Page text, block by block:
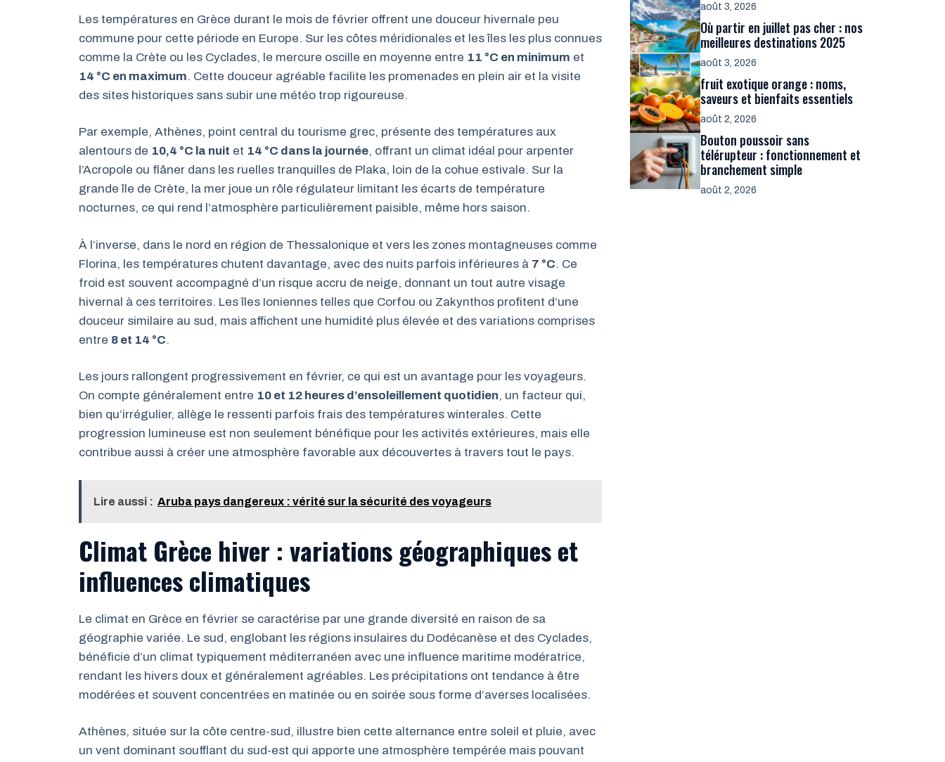
Les températures en Grèce durant le mois de février offrent une douceur hivernale peu
commune pour cette période en Europe. Sur les côtes méridionales et les îles les plus connues
comme la Crète ou les Cyclades, le mercure oscille en moyenne entre 11 °C en minimum et
14 °C en maximum. Cette douceur agréable facilite les promenades en plein air et la visite
des sites historiques sans subir une météo trop rigoureuse.
Par exemple, Athènes, point central du tourisme grec, présente des températures aux
alentours de 10,4 °C la nuit et 14 °C dans la journée, offrant un climat idéal pour arpenter
l’Acropole ou flâner dans les ruelles tranquilles de Plaka, loin de la cohue estivale. Sur la
grande île de Crète, la mer joue un rôle régulateur limitant les écarts de température
nocturnes, ce qui rend l’atmosphère particulièrement paisible, même hors saison.
À l’inverse, dans le nord en région de Thessalonique et vers les zones montagneuses comme
Florina, les températures chutent davantage, avec des nuits parfois inférieures à 7 °C. Ce
froid est souvent accompagné d’un risque accru de neige, donnant un tout autre visage
hivernal à ces territoires. Les îles Ioniennes telles que Corfou ou Zakynthos profitent d’une
douceur similaire au sud, mais affichent une humidité plus élevée et des variations comprises
entre 8 et 14 °C.
Les jours rallongent progressivement en février, ce qui est un avantage pour les voyageurs.
On compte généralement entre 10 et 12 heures d’ensoleillement quotidien, un facteur qui,
bien qu’irrégulier, allège le ressenti parfois frais des températures winterales. Cette
progression lumineuse est non seulement bénéfique pour les activités extérieures, mais elle
contribue aussi à créer une atmosphère favorable aux découvertes à travers tout le pays.
Lire aussi : Aruba pays dangereux : vérité sur la sécurité des voyageurs
Climat Grèce hiver : variations géographiques et
influences climatiques
Le climat en Grèce en février se caractérise par une grande diversité en raison de sa
géographie variée. Le sud, englobant les régions insulaires du Dodécanèse et des Cyclades,
bénéficie d’un climat typiquement méditerranéen avec une influence maritime modératrice,
rendant les hivers doux et généralement agréables. Les précipitations ont tendance à être
modérées et souvent concentrées en matinée ou en soirée sous forme d’averses localisées.
Athènes, située sur la côte centre-sud, illustre bien cette alternance entre soleil et pluie, avec
un vent dominant soufflant du sud-est qui apporte une atmosphère tempérée mais pouvant
août 3, 2026
Où partir en juillet pas cher : nos
meilleures destinations 2025
août 3, 2026
fruit exotique orange : noms,
saveurs et bienfaits essentiels
août 2, 2026
Bouton poussoir sans
télérupteur : fonctionnement et
branchement simple
août 2, 2026